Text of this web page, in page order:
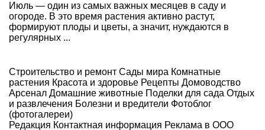
Июль — один из самых важных месяцев в саду и
огороде. В это время растения активно растут,
формируют плоды и цветы, а значит, нуждаются в
регулярных ...
Строительство и ремонт Сады мира Комнатные
растения Красота и здоровье Рецепты Домоводство
Арсенал Домашние животные Поделки для сада Отдых
и развлечения Болезни и вредители Фотоблог
(фотогалереи)
Редакция Контактная информация Реклама в ООО